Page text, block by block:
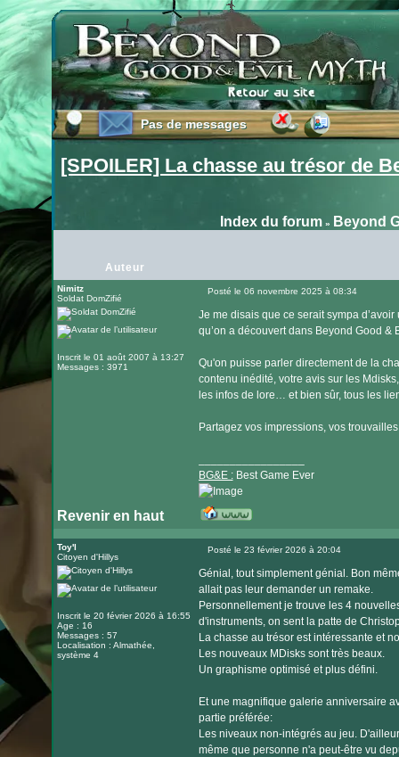
Pas de messages
Pas de messages
[SPOILER] La chasse au trésor de
Index du forum» Beyond
Auteur
Nimitz
Soldat DomZifié
Inscrit le 01 août 2007 à 13:27
Messages : 3971
Posté le 06 novembre 2025 à 08:34
Je me disais que ce serait sympa
qu’on a découvert dans Beyond Good &
Qu'on puisse parler directement de la
contenu inédité, votre avis sur les
les infos de lore… et bien sûr, tous les
Partagez vos impressions, vos
BG&E :Best Game Ever
Revenir en haut
le
internet
Toy'l
Citoyen d'Hillys
Inscrit le 20 février 2026 à 16:55
Age : 16
Messages : 57
Localisation : Almathée,
système 4
Posté le 23 février 2026 à 20:04
Génial, tout simplement génial. Bon
allait pas leur demander un remake.
Personnellement je trouve les 4
d'instruments, on sent la patte de
La chasse au trésor est intéressante et
Les nouveaux MDisks sont très beaux.
Un graphisme optimisé et plus défini.
Et une magnifique galerie anniversaire
partie préférée:
Les niveaux non-intégrés au jeu.
même que personne n'a peut-être vu